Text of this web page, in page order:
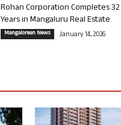
Rohan Corporation Completes 32
Years in Mangaluru Real Estate
Mangalorean News January 14, 2026